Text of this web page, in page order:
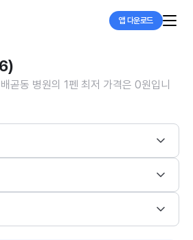
앱 다운로드
곧동 병원의 1펜 최저 가격은 0원입니